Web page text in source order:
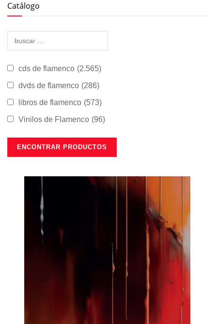
Catálogo
cds de flamenco (2.565)
dvds de flamenco (286)
libros de flamenco (573)
Vinilos de Flamenco (96)